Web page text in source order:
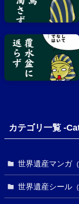
カテゴリ一覧 -
世界遺産マンガ
世界遺産シール